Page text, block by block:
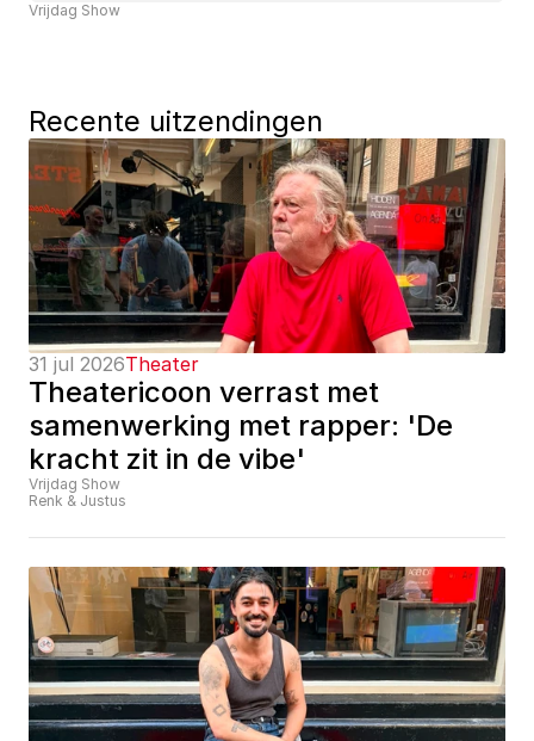
Vrijdag Show
Recente uitzendingen
31 jul 2026Theater
Theatericoon verrast met
samenwerking met rapper: 'De
kracht zit in de vibe'
Vrijdag Show
Renk & Justus